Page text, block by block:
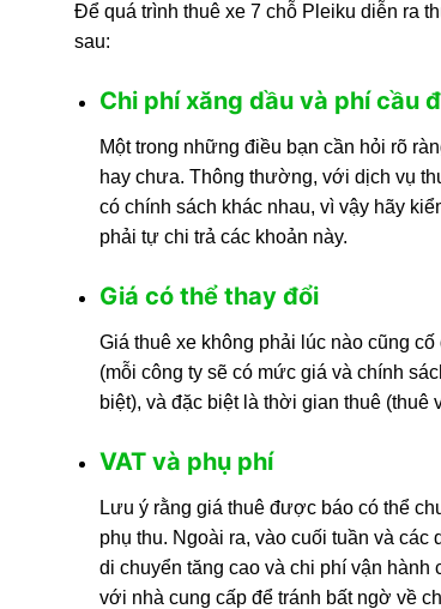
Để quá trình thuê xe 7 chỗ Pleiku diễn ra
sau:
Chi phí xăng dầu và phí cầu
Một trong những điều bạn cần hỏi rõ
hay chưa. Thông thường, với dịch vụ
có chính sách khác nhau, vì vậy hãy
phải tự chi trả các khoản này.
Giá có thể thay đổi
Giá thuê xe không phải lúc nào cũng
(mỗi công ty sẽ có mức giá và chính
biệt), và đặc biệt là thời gian thuê
VAT và phụ phí
Lưu ý rằng giá thuê được báo có thể
phụ thu. Ngoài ra, vào cuối tuần và
di chuyển tăng cao và chi phí vận
với nhà cung cấp để tránh bất ngờ về